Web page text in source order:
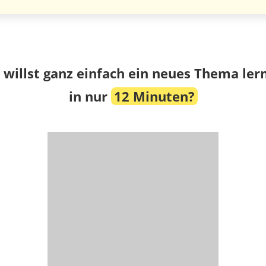
willst ganz einfach ein neues Thema
in nur 12 Minuten?